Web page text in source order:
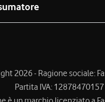
2026 - Ragione sociale:
Partita IVA: 12878470157